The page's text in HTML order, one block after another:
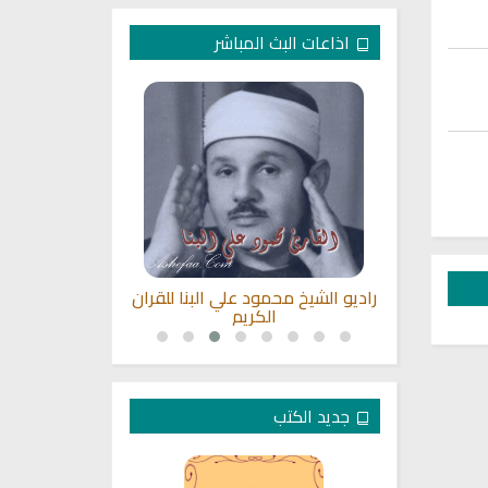
اذاعات البث المباشر
للقران راديو الشيخ محمود علي البنا للقران
الكريم
جديد الكتب